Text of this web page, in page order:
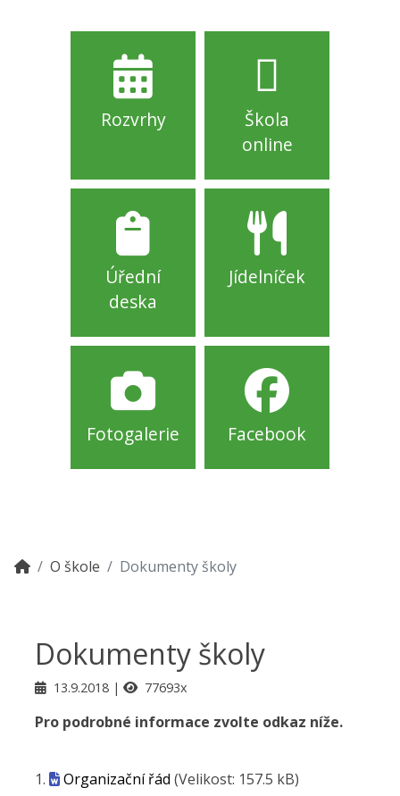
Rozvrhy
Škola
online
Úřední
deska
Jídelníček
Fotogalerie Facebook
O škole Dokumenty školy
Dokumenty školy
13.9.2018 77693x
Pro podrobné informace zvolte odkaz níže.
1. Organizační řád (Velikost: 157.5 kB)